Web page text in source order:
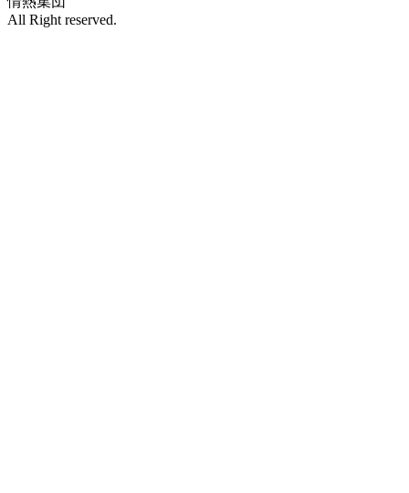
All Right reserved.